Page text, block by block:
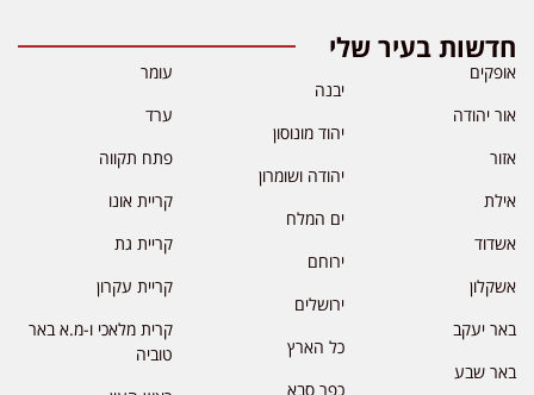
חדשות בעיר שלי
אופקים
אור יהודה
אזור
אילת
אשדוד
אשקלון
באר יעקב
באר שבע
יבנה
יהוד מונוסון
יהודה ושומרון
ים המלח
ירוחם
ירושלים
כל הארץ
כפר סבא
עומר
ערד
פתח תקווה
קריית אונו
קריית גת
קריית עקרון
קרית מלאכי ו-מ.א באר
טוביה